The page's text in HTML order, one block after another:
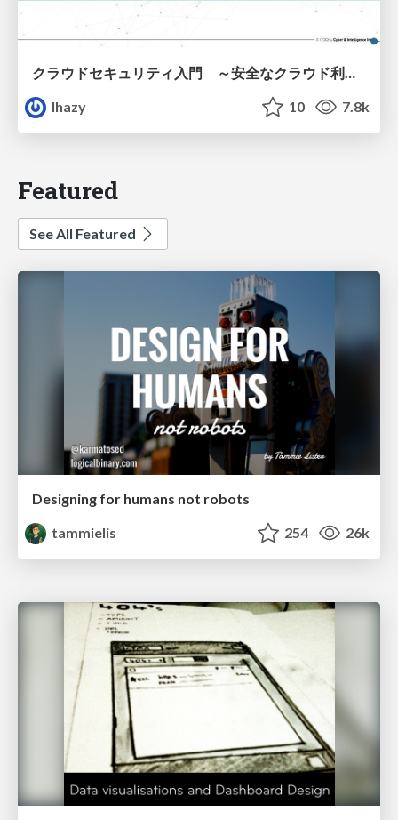
lhazy
10 7.8k
Featured
See All Featured
Designing for humans not robots
tammielis
254 26k